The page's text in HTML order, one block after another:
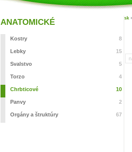
sk
ANATOMICKÉ
Kostry 8
Lebky 15
Svalstvo 5
Torzo 4
Chrbticové 10
Panvy 2
Orgány a štruktúry 67